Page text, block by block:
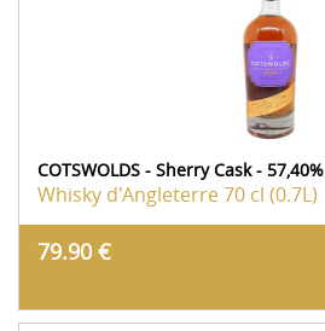
COTSWOLDS - Sherry Cask - 57,40%
Whisky d'Angleterre70 cl (0.7L)
79.90 €